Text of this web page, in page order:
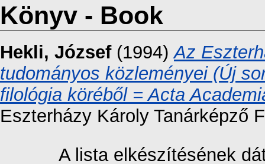
Könyv - Book
Hekli, József(1994)Az
tudományos közleményei (Új
filológia köréből = Acta
Eszterházy Károly Tanárképző
A lista elkészítésének